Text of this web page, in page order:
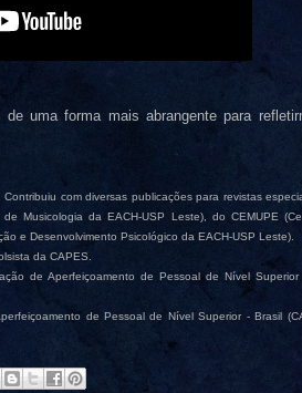
uma forma mais abrangente para
com diversas publicações para revistas
Musicologia da EACH-USP Leste), do CEMUPE
e Desenvolvimento Psicológico da EACH-USP Leste).
da CAPES.
de Aperfeiçoamento de Pessoal de Nível Superior
de Pessoal de Nível Superior - Brasil